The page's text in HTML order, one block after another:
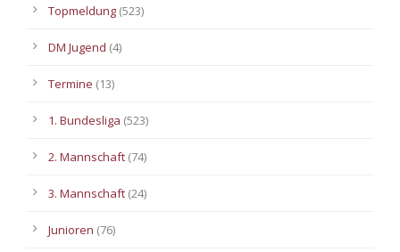
Topmeldung (523)
DM Jugend (4)
Termine (13)
1. Bundesliga (523)
2. Mannschaft (74)
3. Mannschaft (24)
Junioren (76)